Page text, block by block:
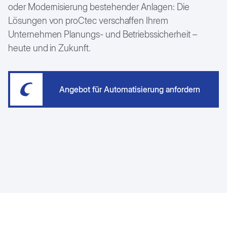
oder Modernisierung bestehender Anlagen: Die
Lösungen von proCtec verschaffen Ihrem
Unternehmen Planungs- und Betriebssicherheit –
heute und in Zukunft.
Angebot für Automatisierung anfordern